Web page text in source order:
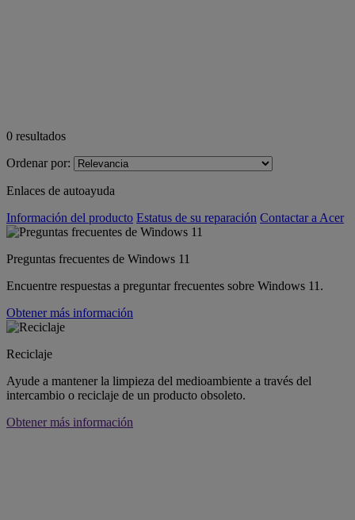
0 resultados
Ordenar por:
Enlaces de autoayuda
Información del producto Estatus de su reparación Contactar a Acer
Preguntas frecuentes de Windows 11
Encuentre respuestas a preguntar frecuentes sobre Windows 11.
Obtener más información
Reciclaje
Ayude a mantener la limpieza del medioambiente a través del
intercambio o reciclaje de un producto obsoleto.
Obtener más información